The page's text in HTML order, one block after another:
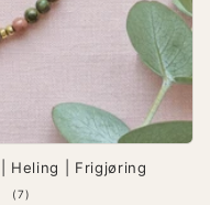
| Heling | Frigjøring
(7)